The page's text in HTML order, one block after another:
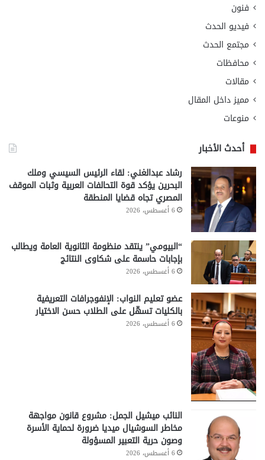
فنون
فيديو الحدث
مجتمع الحدث
محافظات
مقالات
مميز داخل المقال
منوعات
أحدث الأخبار
رشاد عبدالغني: لقاء الرئيس السيسي وملك
البحرين يؤكد قوة التحالفات العربية وثبات الموقف
المصري تجاه قضايا المنطقة
6 أغسطس، 2026
“البيومي” ينتقد منظومة الثانوية العامة ويطالب
بإجابات حاسمة على شكاوى النتائج
6 أغسطس، 2026
عضو تعليم النواب: الإنفوجرافات التعريفية
بالكليات تسهّل على الطلاب حسن الاختيار
6 أغسطس، 2026
النائب ميشيل الجمل: مشروع قانون مواجهة
مخاطر السوشيال ميديا ضرورة لحماية الأسرة
وصون حرية التعبير المسؤولة
6 أغسطس، 2026